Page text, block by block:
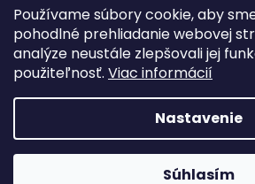
Používame súbory cookie, aby
pohodlné prehliadanie webovej
analýze neustále zlepšovali jej
použiteľnosť. Viac informácií
Nastavenie
Súhlasím
Šaty na stužkovú 2026:
strihy
Najväčšie módne chyby,
na svadbách
Svadby – tipy, ako sa
www.zaira.sk.